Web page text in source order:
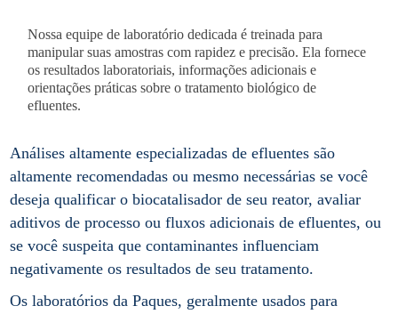
Análises altamente especializadas de efluentes são
altamente recomendadas ou mesmo necessárias se você
deseja qualificar o biocatalisador de seu reator, avaliar
aditivos de processo ou fluxos adicionais de efluentes, ou
se você suspeita que contaminantes influenciam
negativamente os resultados de seu tratamento.
Os laboratórios da Paques, geralmente usados para
Nossa equipe de laboratório dedicada é treinada para
manipular suas amostras com rapidez e precisão. Ela fornece
os resultados laboratoriais, informações adicionais e
orientações práticas sobre o tratamento biológico de
efluentes.